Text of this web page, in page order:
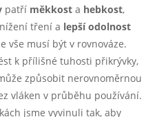
patří měkkost a hebkost,
tření a lepší odolnost
vše musí být v rovnováze.
k přílišné tuhosti přikrývky,
způsobit nerovnoměrnou
vláken v průběhu používání.
jsme vyvinuli tak, aby